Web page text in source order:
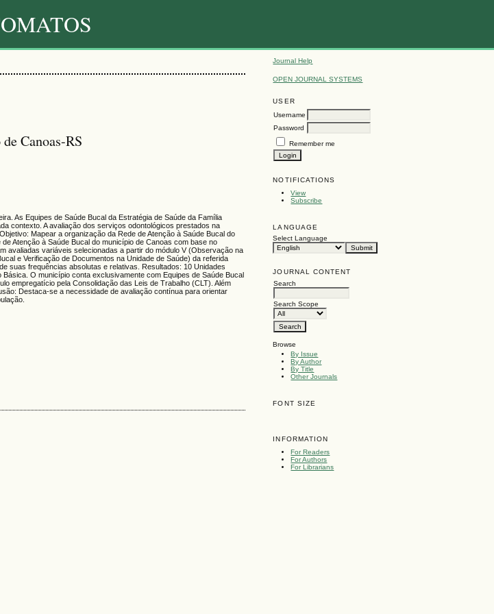
Journal Help
OPEN JOURNAL SYSTEMS
USER
Username
Password
Remember me
NOTIFICATIONS
View
Subscribe
LANGUAGE
Select Language
JOURNAL CONTENT
Search
Search Scope
Browse
By Issue
By Author
By Title
Other Journals
FONT SIZE
INFORMATION
For Readers
For Authors
For Librarians
Canoas-RS
As Equipes de Saúde Bucal da Estratégia de Saúde da Família
contexto. A avaliação dos serviços odontológicos prestados na
Mapear a organização da Rede de Atenção à Saúde Bucal do
Atenção à Saúde Bucal do município de Canoas com base no
avaliadas variáveis selecionadas a partir do módulo V (Observação na
e Verificação de Documentos na Unidade de Saúde) da referida
suas frequências absolutas e relativas. Resultados: 10 Unidades
O município conta exclusivamente com Equipes de Saúde Bucal
empregatício pela Consolidação das Leis de Trabalho (CLT). Além
Destaca-se a necessidade de avaliação contínua para orientar